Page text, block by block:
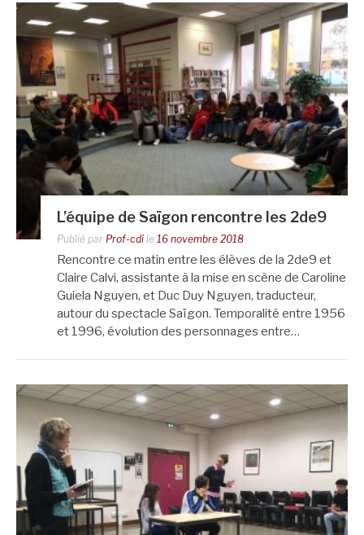
L’équipe de Saïgon rencontre les 2de9
Publié par Prof-cdi le 16 novembre 2018
Rencontre ce matin entre les élèves de la 2de9 et
Claire Calvi, assistante à la mise en scène de Caroline
Guiela Nguyen, et Duc Duy Nguyen, traducteur,
autour du spectacle Saïgon. Temporalité entre 1956
et 1996, évolution des personnages entre…